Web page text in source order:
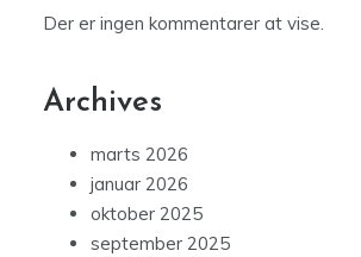
Der er ingen kommentarer at vise.
Archives
marts 2026
januar 2026
oktober 2025
september 2025